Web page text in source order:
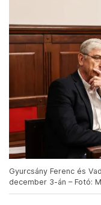
Gyurcsány Ferenc és
december 3-án – Fotó: